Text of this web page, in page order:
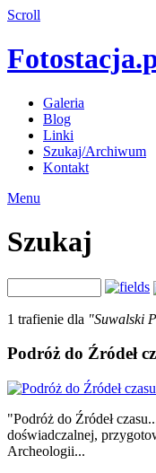
Scroll
Galeria
Blog
Linki
Szukaj/Archiwum
Kontakt
Menu
Szukaj
1 trafienie dla "Suwalski
Podróż do Źródeł
"Podróż do Źródeł
doświadczalnej,
Archeologii...